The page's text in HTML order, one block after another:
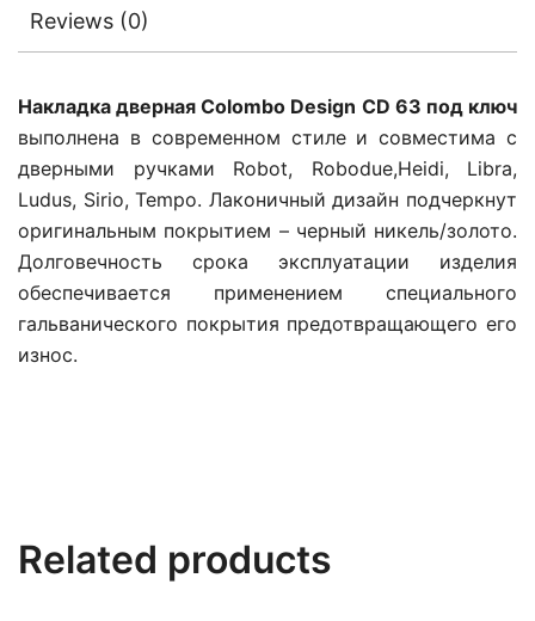
Reviews (0)
Накладка дверная Colombo Design CD 63 под ключ
выполнена в современном стиле и совместима с
дверными ручками Robot, Robodue,Heidi, Libra,
Ludus, Sirio, Tempo. Лаконичный дизайн подчеркнут
оригинальным покрытием – черный никель/золото.
Долговечность срока эксплуатации изделия
обеспечивается применением специального
гальванического покрытия предотвращающего его
износ.
Related products